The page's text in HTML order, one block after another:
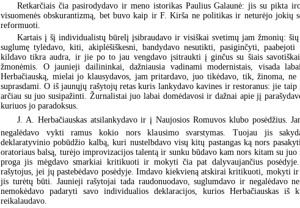
Retkarčiais čia pasirodydavo ir meno istorikas Paulius Galaunė: jis su pikta
visuomenės obskurantizmą, bet buvo kaip ir F. Kirša ne politikas ir neturėjo jokių
reformuoti.
Kartais į šį individualistų būrelį įsibraudavo ir visiškai svetimų jam žmonių:
suglumę tylėdavo, kiti, akiplėšiškesni, bandydavo nesutikti, pasiginčyti,
kildavo tikra audra, ir jie po to jau vengdavo įsitraukti į ginčus su šiais
žmonėmis. O jaunieji dailininkai, dažniausia vadinami modernistais, visada
Herbačiauską, mielai jo klausydavos, jam pritardavo, juo tikėdavo, tik, žinoma, ne
suprasdami. O iš jaunųjų rašytojų retas kuris lankydavo kavines ir restoranus: jie
arčiau su juo susipažinti. Žurnalistai juo labai domėdavosi ir dažnai apie jį
kuriuos jo paradoksus.
J. A. Herbačiauskas atsilankydavo ir į Naujosios Romuvos klubo posėdžius.
negalėdavo vykti ramus kokio nors klausimo svarstymas. Tuojau jis
deklaratyvinio pobūdžio kalbą, kuri nustelbdavo visų kitų pastangas ką nors
oratoriaus balsą, turėjo improvizacijos talentą ir sunku būdavo kam nors kitam su
proga jis mėgdavo smarkiai kritikuoti ir mokyti čia pat dalyvaujančius
rašytojus, jei jų pastebėdavo posėdyje. Imdavo kiekvieną atskirai kritikuoti, mokyti
jis turėtų būti. Jaunieji rašytojai tada raudonuodavo, suglumdavo ir negalėdavo
nemokėdavo padaryti savo individualios deklaracijos, kurios Herbačiauskas iš
reikalaudavo.